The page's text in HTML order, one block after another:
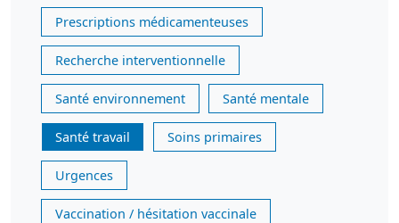
Prescriptions médicamenteuses
Recherche interventionnelle
Santé environnement Santé mentale
Santé travail Soins primaires
Urgences
Vaccination / hésitation vaccinale